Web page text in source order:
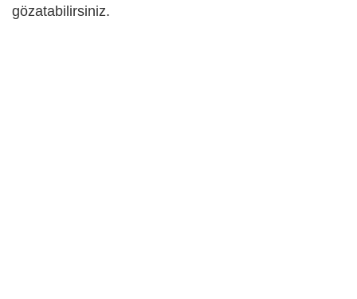
gözatabilirsiniz.